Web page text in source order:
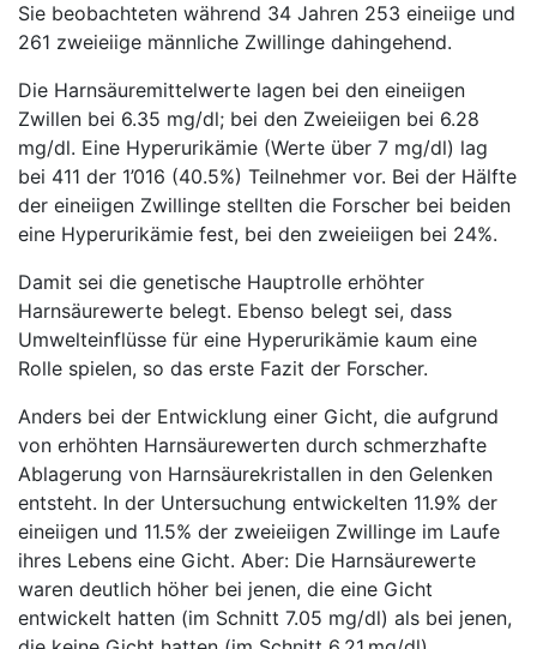
Sie beobachteten während 34 Jahren 253 eineiige und
261 zweieiige männliche Zwillinge dahingehend.
Die Harnsäuremittelwerte lagen bei den eineiigen
Zwillen bei 6.35 mg/dl; bei den Zweieiigen bei 6.28
mg/dl. Eine Hyperurikämie (Werte über 7 mg/dl) lag
bei 411 der 1’016 (40.5%) Teilnehmer vor. Bei der Hälfte
der eineiigen Zwillinge stellten die Forscher bei beiden
eine Hyperurikämie fest, bei den zweieiigen bei 24%.
Damit sei die genetische Hauptrolle erhöhter
Harnsäurewerte belegt. Ebenso belegt sei, dass
Umwelteinflüsse für eine Hyperurikämie kaum eine
Rolle spielen, so das erste Fazit der Forscher.
Anders bei der Entwicklung einer Gicht, die aufgrund
von erhöhten Harnsäurewerten durch schmerzhafte
Ablagerung von Harnsäurekristallen in den Gelenken
entsteht. In der Untersuchung entwickelten 11.9% der
eineiigen und 11.5% der zweieiigen Zwillinge im Laufe
ihres Lebens eine Gicht. Aber: Die Harnsäurewerte
waren deutlich höher bei jenen, die eine Gicht
entwickelt hatten (im Schnitt 7.05 mg/dl) als bei jenen,